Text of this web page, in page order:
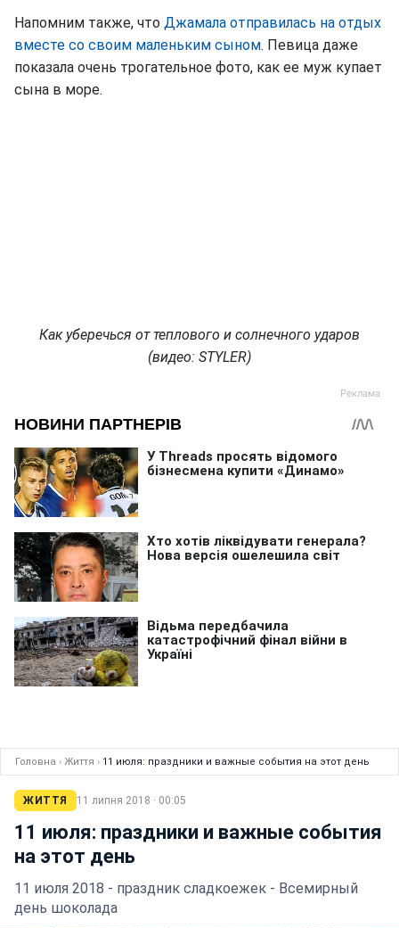
Напомним также, что Джамала отправилась на отдых
вместе со своим маленьким сыном. Певица даже
показала очень трогательное фото, как ее муж купает
сына в море.
Как уберечься от теплового и солнечного ударов
(видео: STYLER)
Головна › Життя › 11 июля: праздники и важные события на этот день
ЖИТТЯ 11 липня 2018 · 00:05
11 июля: праздники и важные события
на этот день
11 июля 2018 - праздник сладкоежек - Всемирный
день шоколада